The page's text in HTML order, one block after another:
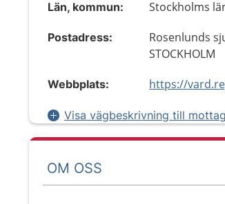
Län, kommun: Stockholms
Postadress:
Rosenlunds
STOCKHOLM
Webbplats:
Visa vägbeskrivning till
OM OSS